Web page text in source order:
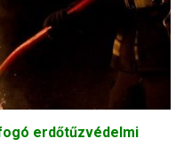
erdőtűzvédelmi